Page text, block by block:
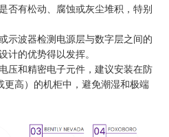
否有松动、腐蚀或灰尘堆积，特别
示波器检测电源层与数字层之间的
计的优势得以发挥。
压和精密电子元件，建议安装在防
更高）的机柜中，避免潮湿和极端